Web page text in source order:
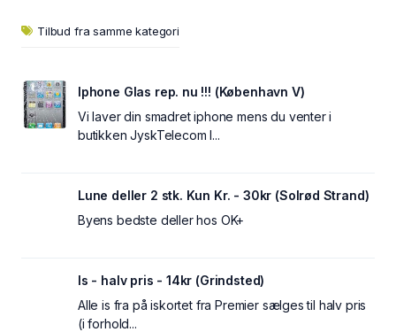
Tilbud fra samme kategori
Iphone Glas rep. nu !!! (København V)
Vi laver din smadret iphone mens du venter i
butikken JyskTelecom I...
Lune deller 2 stk. Kun Kr. - 30kr (Solrød Strand)
Byens bedste deller hos OK+
Is - halv pris - 14kr (Grindsted)
Alle is fra på iskortet fra Premier sælges til halv pris
(i forhold...